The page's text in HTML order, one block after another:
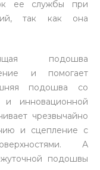
ее службы при
так как она
подошва
и помогает
подошва со
и инновационной
чрезвычайно
и сцепление с
А
подошвы